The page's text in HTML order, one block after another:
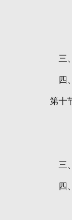
三、
四、
第十
三、
四、